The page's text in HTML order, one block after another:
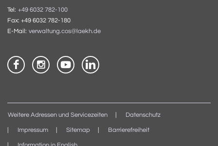
Tel: +49 6032 782-100
Fax: +49 6032 782-180
E-Mail: verwaltung.cos@laekh.de
Weitere Adressen und Servicezeiten Datenschutz
Impressum Sitemap Barrierefreiheit